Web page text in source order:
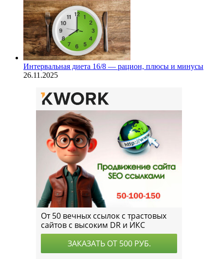
Интервальная диета 16/8 — рацион, плюсы и минусы
26.11.2025